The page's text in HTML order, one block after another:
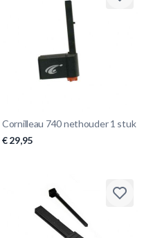
Cornilleau 740 nethouder 1 stuk
€ 29,95